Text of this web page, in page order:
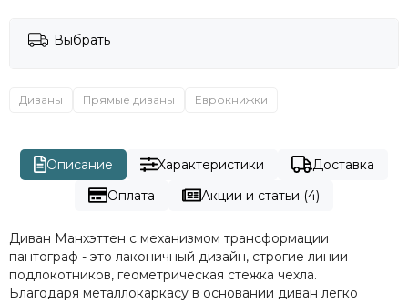
Выбрать
Диваны Прямые диваны Еврокнижки
Описание Характеристики
Доставка
Оплата
Акции и статьи (4)
Диван Манхэттен с механизмом трансформации
пантограф - это лаконичный дизайн, строгие линии
подлокотников, геометрическая стежка чехла.
Благодаря металлокаркасу в основании диван легко